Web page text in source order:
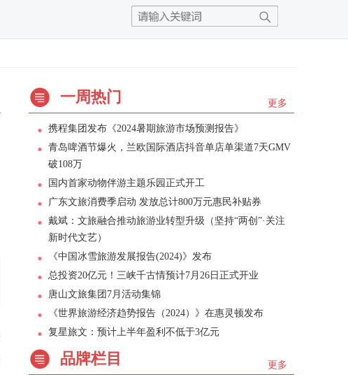
更多
一周热门
携程集团发布《2024暑期旅游市场预测报告》
青岛啤酒节爆火，兰欧国际酒店抖音单店单渠道7天GMV
破108万
国内首家动物伴游主题乐园正式开工
广东文旅消费季启动 发放总计800万元惠民补贴券
戴斌：文旅融合推动旅游业转型升级（坚持“两创”·关注
新时代文艺）
《中国冰雪旅游发展报告(2024)》发布
总投资20亿元！三峡千古情预计7月26日正式开业
唐山文旅集团7月活动集锦
《世界旅游经济趋势报告（2024）》在惠灵顿发布
复星旅文：预计上半年盈利不低于3亿元
更多
品牌栏目